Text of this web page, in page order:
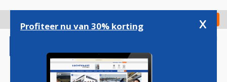
gaan
Check in
Profiteer nu van 30% korting x